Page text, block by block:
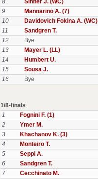
8
Sinner J. (WC)
9
Mannarino A. (7)
10
Davidovich Fokina A. (WC)
11
Sandgren T.
12
Bye
13
Mayer L. (LL)
14
Humbert U.
15
Sousa J.
16
Bye
1/8-finals
1
Fognini F. (1)
2
Ymer M.
3
Khachanov K. (3)
4
Monteiro T.
5
Seppi A.
6
Sandgren T.
7
Cecchinato M.